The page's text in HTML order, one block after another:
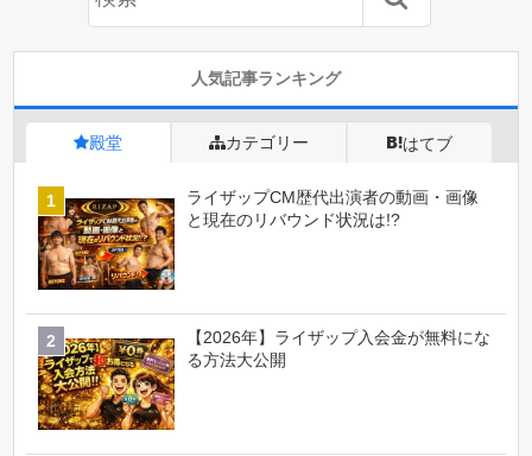
人気記事ランキング
殿堂 カテゴリー はてブ
ライザップCM歴代出演者の動画・画像
と現在のリバウンド状況は!?
【2026年】ライザップ入会金が無料にな
る方法大公開